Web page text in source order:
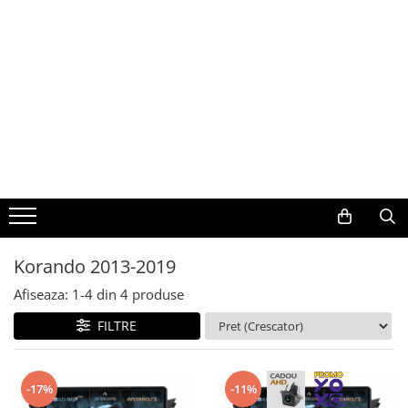
Volkswagen
Audi
Mercedes Benz
Ford
Skoda
Korando 2013-2019
Afiseaza: 1-4 din 4 produse
FILTRE
-17% -11%